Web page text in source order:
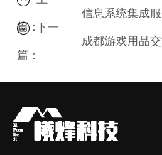
篇：下一
篇：